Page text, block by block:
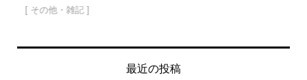
[ その他・雑記 ]
最近の投稿